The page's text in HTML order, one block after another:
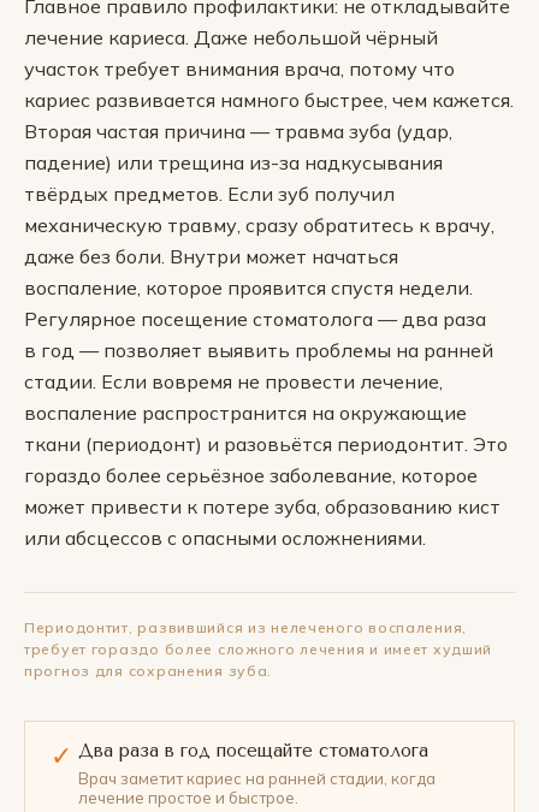
Главное правило профилактики: не откладывайте
лечение кариеса. Даже небольшой чёрный
участок требует внимания врача, потому что
кариес развивается намного быстрее, чем кажется.
Вторая частая причина — травма зуба (удар,
падение) или трещина из-за надкусывания
твёрдых предметов. Если зуб получил
механическую травму, сразу обратитесь к врачу,
даже без боли. Внутри может начаться
воспаление, которое проявится спустя недели.
Регулярное посещение стоматолога — два раза
в год — позволяет выявить проблемы на ранней
стадии. Если вовремя не провести лечение,
воспаление распространится на окружающие
ткани (периодонт) и разовьётся периодонтит. Это
гораздо более серьёзное заболевание, которое
может привести к потере зуба, образованию кист
или абсцессов с опасными осложнениями.
Периодонтит, развившийся из нелеченого воспаления,
требует гораздо более сложного лечения и имеет худший
прогноз для сохранения зуба.
✓ Два раза в год посещайте стоматолога
Врач заметит кариес на ранней стадии, когда
лечение простое и быстрое.